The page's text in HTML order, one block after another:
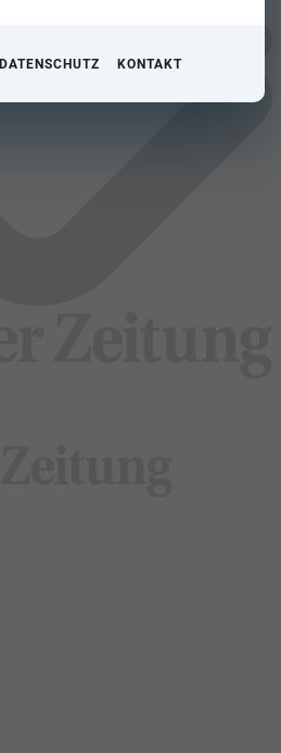
DATENSCHUTZ KONTAKT